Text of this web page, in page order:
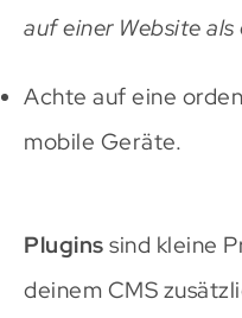
auf einer Website
Achte auf eine
mobile Geräte.
Plugins sind kleine
deinem CMS